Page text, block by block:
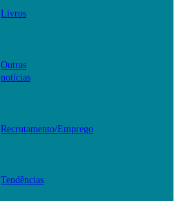
Livros
Outras
notícias
Recrutamento/Emprego
Tendências